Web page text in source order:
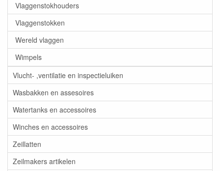
Vlaggenstokhouders
Vlaggenstokken
Wereld vlaggen
Wimpels
Vlucht- ,ventilatie en inspectieluiken
Wasbakken en assesoires
Watertanks en accessoires
Winches en accessoires
Zeillatten
Zeilmakers artikelen